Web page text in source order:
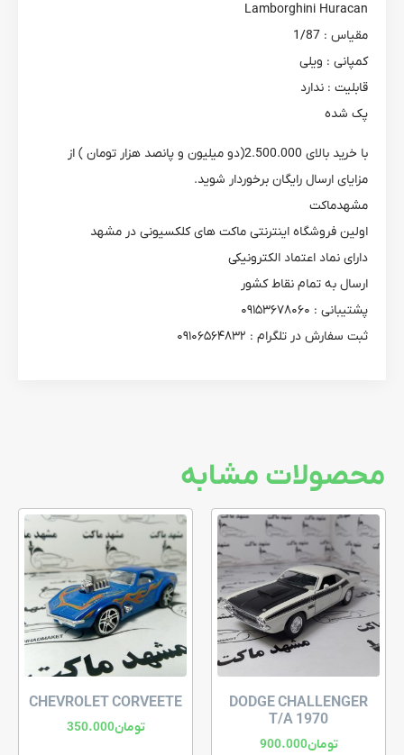
Lamborghini Huracan
مقیاس : 1/87
کمپانی : ویلی
قابلیت : ندارد
پک شده
با خرید بالای 2.500.000(دو میلیون و پانصد هزار تومان ) از
مزایای ارسال رایگان برخوردار شوید.
مشهدماکت
اولین فروشگاه اینترنتی ماکت های کلکسیونی در مشهد
دارای نماد اعتماد الکترونیکی
ارسال به تمام نقاط کشور
پشتیبانی : ۰۹۱۵۳۶۷۸۰۶۰
ثبت سفارش در تلگرام : ۰۹۱۰۶۵۶۴۸۳۲
محصولات مشابه
DODGE CHALLENGER
T/A 1970
تومان900.000
CHEVROLET CORVEETE
تومان350.000